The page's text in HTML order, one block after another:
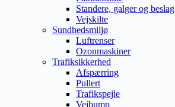
Standere, galger og beslag
Vejskilte
Sundhedsmiljø
Luftrenser
Ozonmaskiner
Trafiksikkerhed
Afspærring
Pullert
Trafikspejle
Vejbump